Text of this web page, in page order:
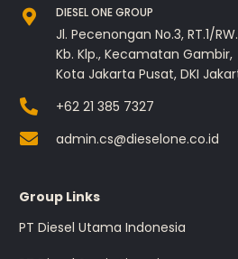
DIESEL ONE GROUP
Jl. Pecenongan No.3, RT.1/
Kb. Klp., Kecamatan Gambir,
Kota Jakarta Pusat, DKI
+62 21 385 7327
admin.cs@dieselone.co.id
Group Links
PT Diesel Utama Indonesia